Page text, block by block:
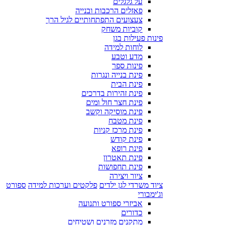
פאזלים הרכבות ובנייה
צעצועים התפתחותיים לגיל הרך
קוביות משחק
פינות פעילות בגן
לוחות למידה
מדע וטבע
פינות ספר
פינת בנייה ונגרות
פינת הבית
פינת זהירות בדרכים
פינת חצר חול ומים
פינת מוסיקה וקשב
פינת מטבח
פינת מרכז קניות
פינת קודש
פינת רופא
פינת תאטרון
פינת תחפושות
ציור ויצירה
ציוד משרדי לגן ילדים פלקטים וערכות למידה ספורט
וג'ימבורי
אביזרי ספורט ותנועה
כדורים
מתקנים מזרנים ושטיחים